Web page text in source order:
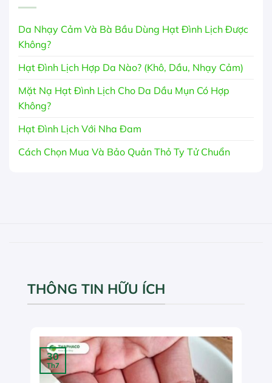
Da Nhạy Cảm Và Bà Bầu Dùng Hạt Đình Lịch Được
Không?
Hạt Đình Lịch Hợp Da Nào? (Khô, Dầu, Nhạy Cảm)
Mặt Nạ Hạt Đình Lịch Cho Da Dầu Mụn Có Hợp
Không?
Hạt Đình Lịch Với Nha Đam
Cách Chọn Mua Và Bảo Quản Thỏ Ty Tử Chuẩn
THÔNG TIN HỮU ÍCH
30
Th7